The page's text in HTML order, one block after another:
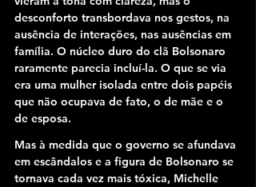
desconforto transbordava nos gestos, na
ausência de interações, nas ausências em
família. O núcleo duro do clã Bolsonaro
raramente parecia incluí-la. O que se via
era uma mulher isolada entre dois papéis
que não ocupava de fato, o de mãe e o
de esposa.
Mas à medida que o governo se afundava
em escândalos e a figura de Bolsonaro se
tornava cada vez mais tóxica, Michelle